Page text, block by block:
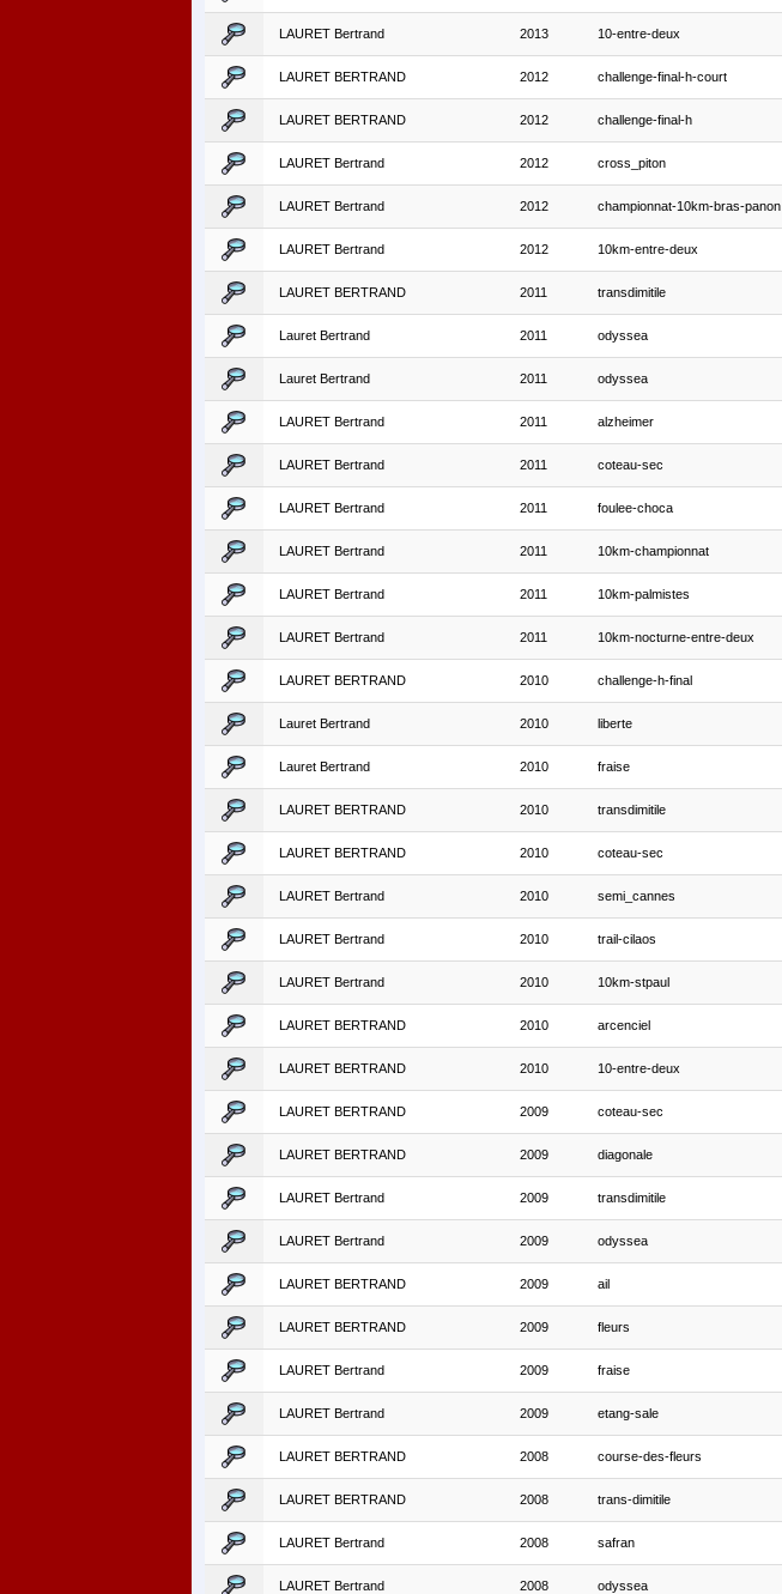
LAURET Bertrand 2013 10-entre-deux
LAURET BERTRAND 2012 challenge-final-h-court
LAURET BERTRAND 2012 challenge-final-h
LAURET Bertrand 2012 cross_piton
LAURET Bertrand 2012 championnat-10km-bras-panon
LAURET Bertrand 2012 10km-entre-deux
LAURET BERTRAND 2011 transdimitile
Lauret Bertrand 2011 odyssea
Lauret Bertrand 2011 odyssea
LAURET Bertrand 2011 alzheimer
LAURET Bertrand 2011 coteau-sec
LAURET Bertrand 2011 foulee-choca
LAURET Bertrand 2011 10km-championnat
LAURET Bertrand 2011 10km-palmistes
LAURET Bertrand 2011 10km-nocturne-entre-deux
LAURET BERTRAND 2010 challenge-h-final
Lauret Bertrand 2010 liberte
Lauret Bertrand 2010 fraise
LAURET BERTRAND 2010 transdimitile
LAURET BERTRAND 2010 coteau-sec
LAURET Bertrand 2010 semi_cannes
LAURET Bertrand 2010 trail-cilaos
LAURET Bertrand 2010 10km-stpaul
LAURET BERTRAND 2010 arcenciel
LAURET BERTRAND 2010 10-entre-deux
LAURET BERTRAND 2009 coteau-sec
LAURET BERTRAND 2009 diagonale
LAURET Bertrand 2009 transdimitile
LAURET Bertrand 2009 odyssea
LAURET BERTRAND 2009 ail
LAURET BERTRAND 2009 fleurs
LAURET Bertrand 2009 fraise
LAURET Bertrand 2009 etang-sale
LAURET BERTRAND 2008 course-des-fleurs
LAURET BERTRAND 2008 trans-dimitile
LAURET Bertrand 2008 safran
LAURET Bertrand 2008 odyssea